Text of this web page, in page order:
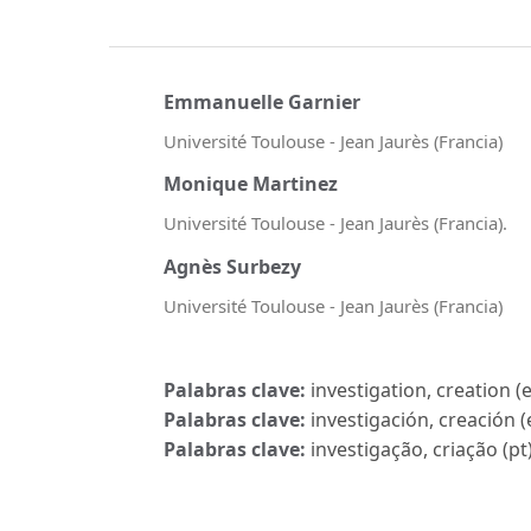
Emmanuelle Garnier
Université Toulouse - Jean Jaurès (Francia)
Monique Martinez
Université Toulouse - Jean Jaurès (Francia).
Agnès Surbezy
Université Toulouse - Jean Jaurès (Francia)
Palabras clave: investigation, creation
Palabras clave: investigación, creación
Palabras clave: investigação, criação